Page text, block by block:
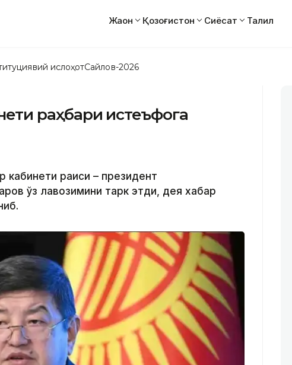
Жаҳон Қозоғистон Сиёсат Таҳлил
ислоҳотСайлов-2026
раҳбари истеъфога
кабинети раиси – президент
ўз лавозимини тарк этди, дея хабар